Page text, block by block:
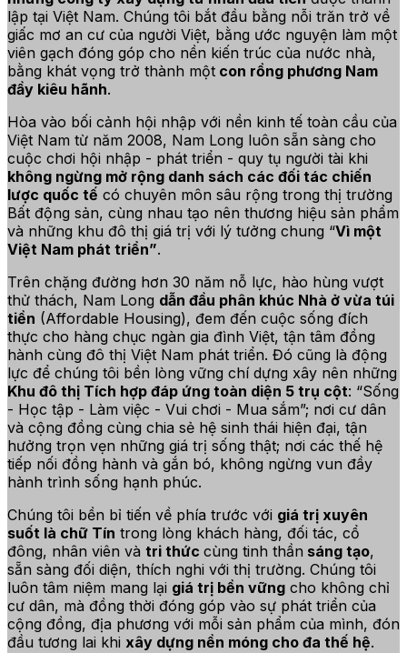
lập tại Việt Nam. Chúng tôi bắt đầu bằng nỗi trăn trở về
giấc mơ an cư của người Việt, bằng ước nguyện làm một
viên gạch đóng góp cho nền kiến trúc của nước nhà,
bằng khát vọng trở thành một con rồng phương Nam
đầy kiêu hãnh.
Hòa vào bối cảnh hội nhập với nền kinh tế toàn cầu của
Việt Nam từ năm 2008, Nam Long luôn sẵn sàng cho
cuộc chơi hội nhập - phát triển - quy tụ người tài khi
không ngừng mở rộng danh sách các đối tác chiến
lược quốc tế có chuyên môn sâu rộng trong thị trường
Bất động sản, cùng nhau tạo nên thương hiệu sản phẩm
và những khu đô thị giá trị với lý tưởng chung “Vì một
Việt Nam phát triển”.
Trên chặng đường hơn 30 năm nỗ lực, hào hùng vượt
thử thách, Nam Long dẫn đầu phân khúc Nhà ở vừa túi
tiền (Affordable Housing), đem đến cuộc sống đích
thực cho hàng chục ngàn gia đình Việt, tận tâm đồng
hành cùng đô thị Việt Nam phát triển. Đó cũng là động
lực để chúng tôi bền lòng vững chí dựng xây nên những
Khu đô thị Tích hợp đáp ứng toàn diện 5 trụ cột: “Sống
- Học tập - Làm việc - Vui chơi - Mua sắm”; nơi cư dân
và cộng đồng cùng chia sẻ hệ sinh thái hiện đại, tận
hưởng trọn vẹn những giá trị sống thật; nơi các thế hệ
tiếp nối đồng hành và gắn bó, không ngừng vun đầy
hành trình sống hạnh phúc.
Chúng tôi bền bỉ tiến về phía trước với giá trị xuyên
suốt là chữ Tín trong lòng khách hàng, đối tác, cổ
đông, nhân viên và tri thức cùng tinh thần sáng tạo,
sẵn sàng đối diện, thích nghi với thị trường. Chúng tôi
luôn tâm niệm mang lại giá trị bền vững cho không chỉ
cư dân, mà đồng thời đóng góp vào sự phát triển của
cộng đồng, địa phương với mỗi sản phẩm của mình, đón
đầu tương lai khi xây dựng nền móng cho đa thế hệ.